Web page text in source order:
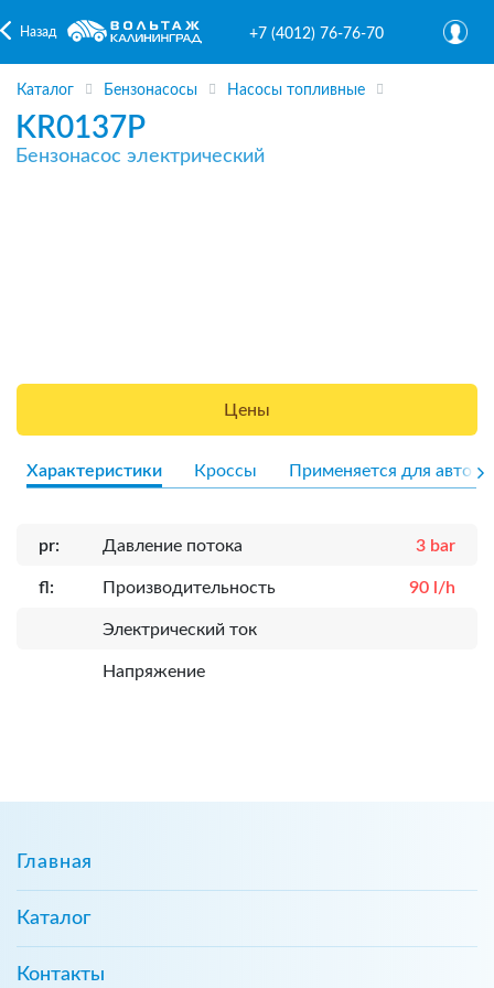
Назад +7 (4012) 76-76-70
Каталог Бензонасосы Насосы топливные
KR0137P
Бензонасос электрический
Цены
Характеристики Кроссы Применяется для авто
pr: Давление потока 3 bar
fl: Производительность 90 l/h
Электрический ток
Напряжение
Главная
Каталог
Контакты